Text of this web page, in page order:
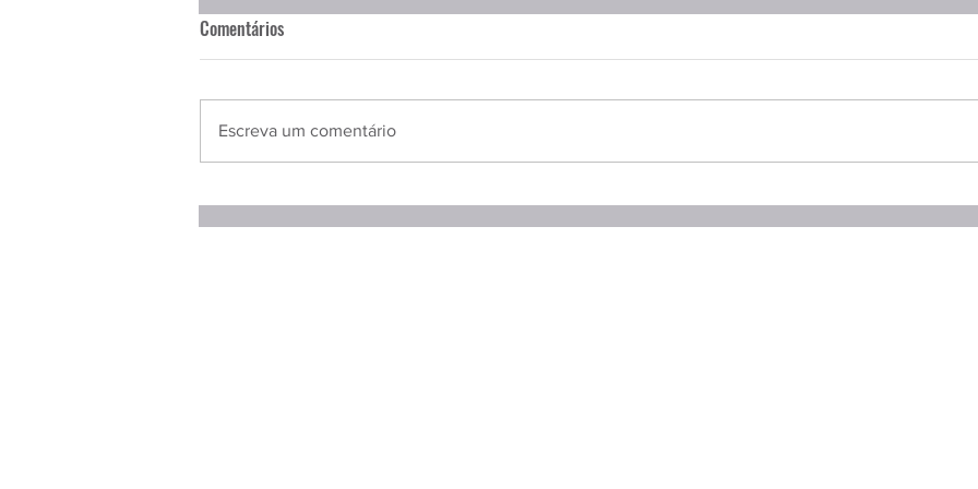
Comentários
Escreva um comentário